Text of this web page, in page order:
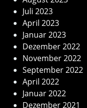
Juli 2023
April 2023
Januar 2023
Dezember 2022
November 2022
September 2022
April 2022
Januar 2022
Dezember 2021